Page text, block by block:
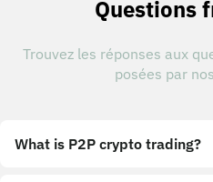
Questions
Trouvez les réponses aux
posées par
What is P2P crypto trading?